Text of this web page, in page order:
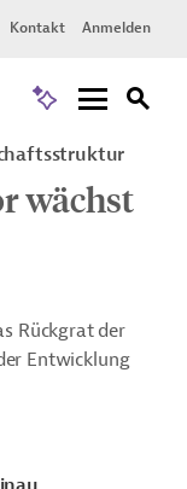
Kontakt Anmelden
wächst
Rückgrat der
Entwicklung